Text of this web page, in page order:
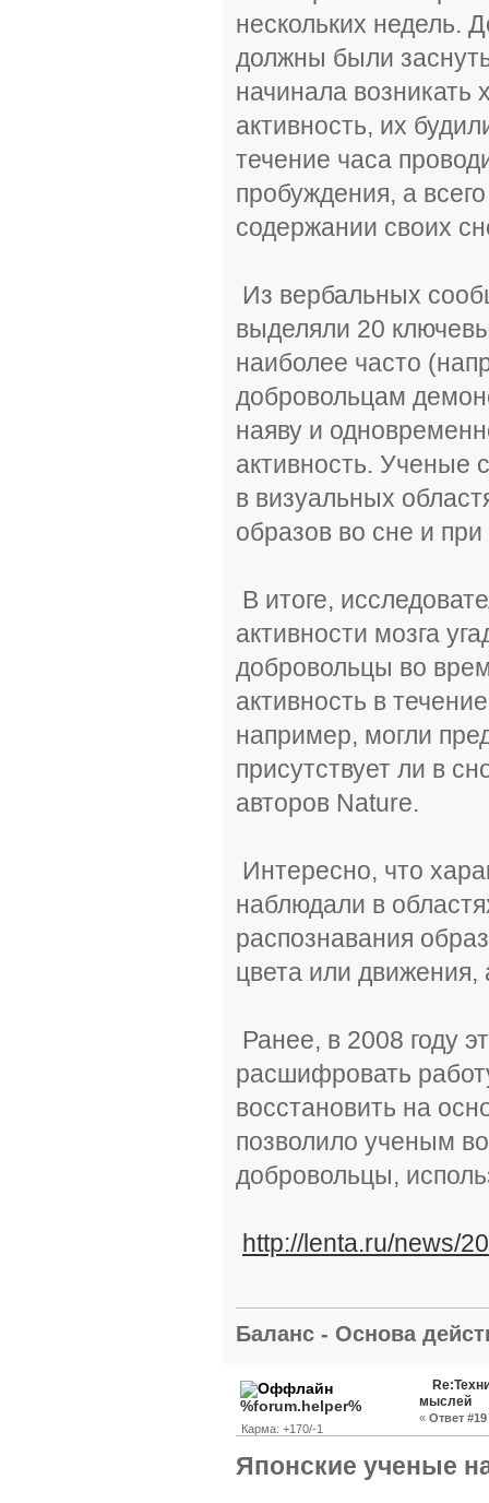
нескольких недель.
должны были
начинала возникать
активность, их
течение часа
пробуждения, а
содержании своих
Из вербальных
выделяли 20
наиболее часто
добровольцам
наяву и
активность. Ученые
в визуальных
образов во сне и
В итоге,
активности мозга
добровольцы во
активность в
например, могли
присутствует ли в
авторов Nature.
Интересно, что
наблюдали в
распознавания
цвета или движения,
Ранее, в 2008 году
расшифровать
восстановить на
позволило ученым
добровольцы,
http://lenta.ru/news/
Баланс - Основа
%forum.helper%
Карма: +170/-1
мыслей
« Ответ
Японские ученые